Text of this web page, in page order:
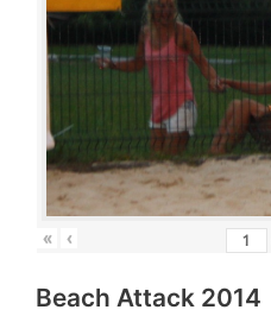
« ‹
Beach Attack 2014